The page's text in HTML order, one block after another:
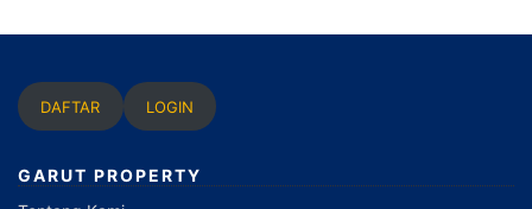
DAFTAR LOGIN
GARUT PROPERTY